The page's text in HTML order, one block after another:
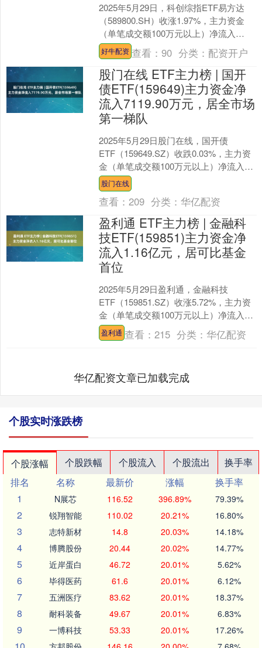
2025年5月29日，科创综指ETF易方达
（589800.SH）收涨1.97%，主力资金
（单笔成交额100万元以上）净流入
2132.27万元好牛配资，居可比基金....
好牛配资 查看：90 分类： 配资开户
股门在线 ETF主力榜 | 国开
债ETF(159649)主力资金净
流入7119.90万元，居全市场
第一梯队
2025年5月29日股门在线，国开债
ETF（159649.SZ）收跌0.03%，主力资
金（单笔成交额100万元以上）净流入
7119.90万元，居全市场第一梯队。....
股门在线
查看：209 分类：华亿配资
盈利通 ETF主力榜 | 金融科
技ETF(159851)主力资金净
流入1.16亿元，居可比基金
首位
2025年5月29日盈利通，金融科技
ETF（159851.SZ）收涨5.72%，主力资
金（单笔成交额100万元以上）净流入
1.16亿元，居可比基金首位。 拉长时....
盈利通 查看：215 分类：华亿配资
华亿配资文章已加载完成
个股实时涨跌榜
个股涨幅 个股跌幅 个股流入 个股流出
换手率
排名
名称 最新价 涨幅
换手率
1
N展芯 116.52 396.89% 79.39%
2 锐翔智能 110.02 20.21% 16.80%
3 志特新材 14.8 20.03% 14.18%
4 博腾股份 20.44 20.02% 14.77%
5 近岸蛋白 46.72 20.01% 5.62%
6 毕得医药 61.6 20.01% 6.12%
7 五洲医疗 83.62 20.01% 18.37%
8 耐科装备 49.67 20.01% 6.83%
9 一博科技 53.33 20.01% 17.26%